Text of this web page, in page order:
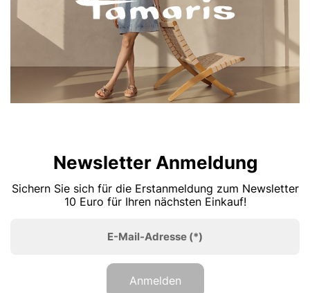
Newsletter Anmeldung
Sichern Sie sich für die Erstanmeldung zum Newsletter
10 Euro für Ihren nächsten Einkauf!
E-Mail-Adresse (*)
Anmelden